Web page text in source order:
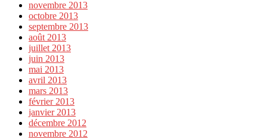
novembre 2013
octobre 2013
septembre 2013
août 2013
juillet 2013
juin 2013
mai 2013
avril 2013
mars 2013
février 2013
janvier 2013
décembre 2012
novembre 2012